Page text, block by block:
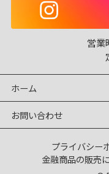
営業
ホーム
お問い合わせ
プライバシー
金融商品の販売